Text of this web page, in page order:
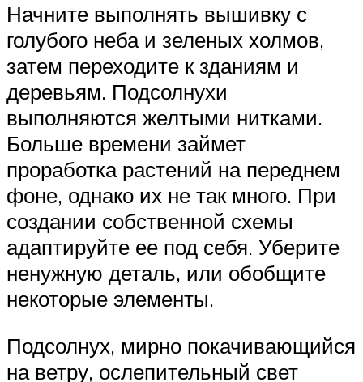
Начните выполнять вышивку с
голубого неба и зеленых холмов,
затем переходите к зданиям и
деревьям. Подсолнухи
выполняются желтыми нитками.
Больше времени займет
проработка растений на переднем
фоне, однако их не так много. При
создании собственной схемы
адаптируйте ее под себя. Уберите
ненужную деталь, или обобщите
некоторые элементы.
Подсолнух, мирно покачивающийся
на ветру, ослепительный свет